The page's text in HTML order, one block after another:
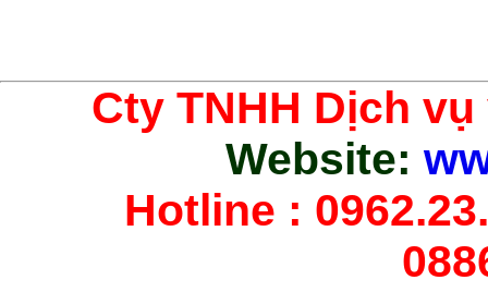
Cty TNHH Dịch
Website:
Hotline :